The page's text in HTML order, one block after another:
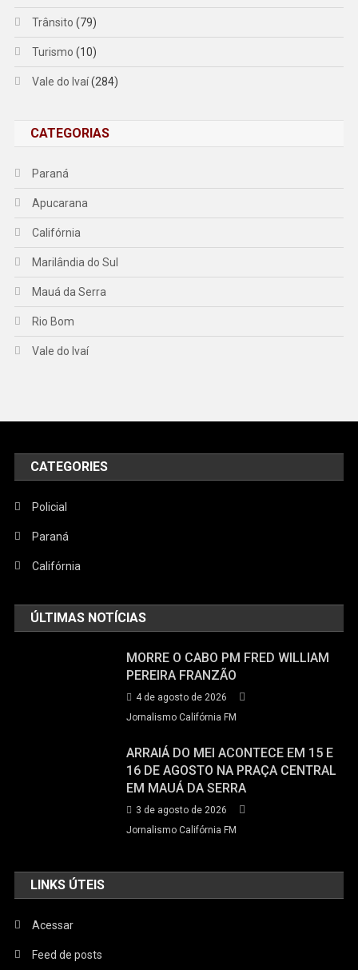
Trânsito (79)
Turismo (10)
Vale do Ivaí(284)
CATEGORIAS
Paraná
Apucarana
Califórnia
Marilândia do Sul
Mauá da Serra
Rio Bom
Vale do Ivaí
CATEGORIES
Policial
Paraná
Califórnia
ÚLTIMAS NOTÍCIAS
MORRE O CABO PM FRED WILLIAM
PEREIRA FRANZÃO
4 de agosto de 2026
Jornalismo Califórnia FM
ARRAIÁ DO MEI ACONTECE EM 15 E
16 DE AGOSTO NA PRAÇA CENTRAL
EM MAUÁ DA SERRA
3 de agosto de 2026
Jornalismo Califórnia FM
LINKS ÚTEIS
Acessar
Feed de posts